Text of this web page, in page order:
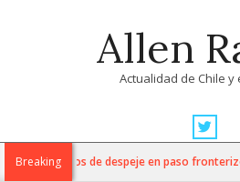
Allen
Actualidad de Chile y
Navigation
MenuBreaking
trabajos de despeje en paso fronterizo